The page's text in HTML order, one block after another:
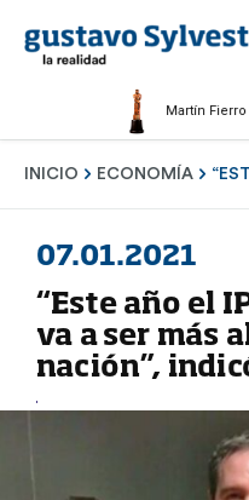
Martín Fierro en
INICIO ECONOMÍA
07.01.2021
“Este año el
va a ser más
nación”,